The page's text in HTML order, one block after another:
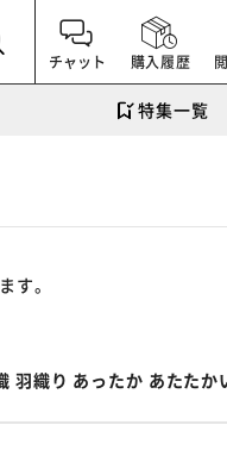
チャット 購入履歴
特集一覧
す。
羽織り あったか あたたか